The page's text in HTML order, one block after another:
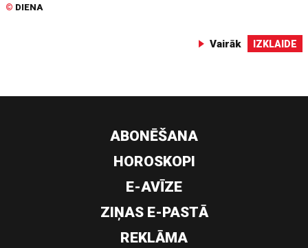
© DIENA
Vairāk IZKLAIDE
ABONĒŠANA
HOROSKOPI
E-AVĪZE
ZIŅAS E-PASTĀ
REKLĀMA